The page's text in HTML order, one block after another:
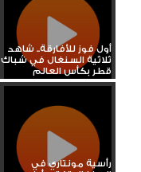
أول فوز للأفارقة.. شاهد
ثلاثية السنغال في شباك
قطر بكأس العالم
رأسية مونتاري في